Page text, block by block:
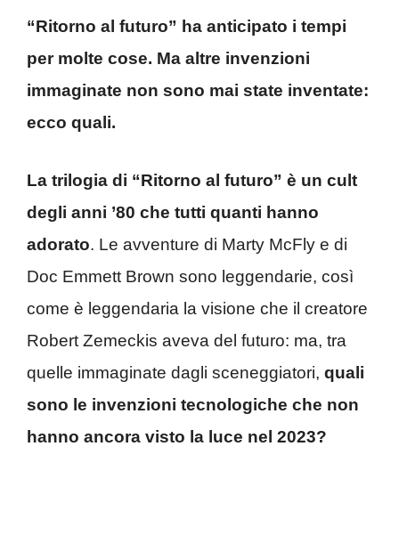
“Ritorno al futuro” ha anticipato i tempi
per molte cose. Ma altre invenzioni
immaginate non sono mai state inventate:
ecco quali.
La trilogia di “Ritorno al futuro” è un cult
degli anni ’80 che tutti quanti hanno
adorato. Le avventure di Marty McFly e di
Doc Emmett Brown sono leggendarie, così
come è leggendaria la visione che il creatore
Robert Zemeckis aveva del futuro: ma, tra
quelle immaginate dagli sceneggiatori, quali
sono le invenzioni tecnologiche che non
hanno ancora visto la luce nel 2023?